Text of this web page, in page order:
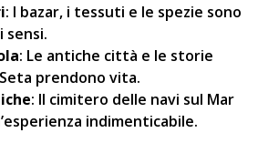
: I bazar, i tessuti e le spezie sono
sensi.
: Le antiche città e le storie
prendono vita.
: Il cimitero delle navi sul Mar
indimenticabile.